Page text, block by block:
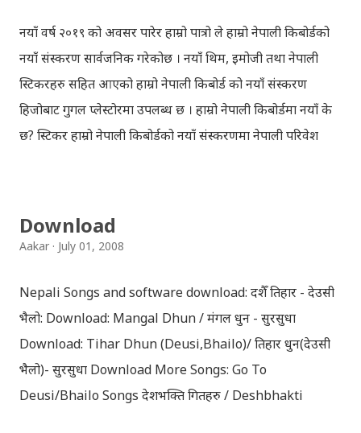
नयाँ वर्ष २०१९ को अवसर पारेर हाम्रो पात्रो ले हाम्रो नेपाली किबोर्डको
नयाँ संस्करण सार्वजनिक गरेकोछ । नयाँ थिम, इमोजी तथा नेपाली
स्टिकरहरु सहित आएको हाम्रो नेपाली किबोर्ड को नयाँ संस्करण
हिजोबाट गुगल प्लेस्टोरमा उपलब्ध छ । हाम्रो नेपाली किबोर्डमा नयाँ के
छ? स्टिकर हाम्रो नेपाली किबोर्डको नयाँ संस्करणमा नेपाली परिवेश
स्टिकरहरुले प्रयोगकर्तालाई नयाँ अनुभव दिनेछ । नेपाली पारा, हाम्रो
मैचासमेत गरी आठ किसिमका स्टिकरहरु समावेश गरिएकोछ । हाम्रो
नेपाली किबोर्डको इमोजी खण्डमा गएर यी स्टिकरहरु प्रयोग गर्न
सकिन्छ । थिम हाम्रो नेपाली किबोर्डको यस संस्करणमा नयाँ किबोर्ड
थिम पनि थपिएको छ । हाम्रो नेपाली किबोर्डको सेटिङमा गएर आफूलाई
मन पर्ने थिम छान्न सकिन्छ । डार्क तथा लाइट गरेर हाललाई दुई
Download
Aakar July 01, 2008
Nepali Songs and software download: दशैँ तिहार - देउसी
भैलो: Download: Mangal Dhun / मंगल धुन - सुरसुधा
Download: Tihar Dhun (Deusi,Bhailo)/ तिहार धुन(देउसी
भैलो)- सुरसुधा Download More Songs: Go To
Deusi/Bhailo Songs देशभक्ति गितहरु / Deshbhakti